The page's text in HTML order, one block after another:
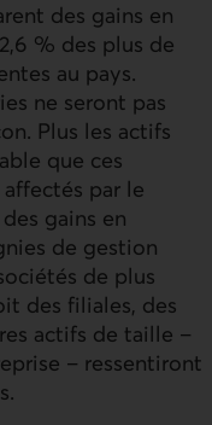
des gains en
% des plus de
au pays.
ne seront pas
Plus les actifs
que ces
par le
gains en
de gestion
de plus
des filiales, des
actifs de taille –
– ressentiront